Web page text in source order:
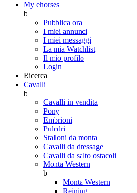
My ehorses
b
Pubblica ora
I miei annunci
I miei messaggi
La mia Watchlist
Il mio profilo
Login
Ricerca
Cavalli
b
Cavalli in vendita
Pony
Embrioni
Puledri
Stalloni da monta
Cavalli da dressage
Cavalli da salto ostacoli
Monta Western
b
Monta Western
Reining